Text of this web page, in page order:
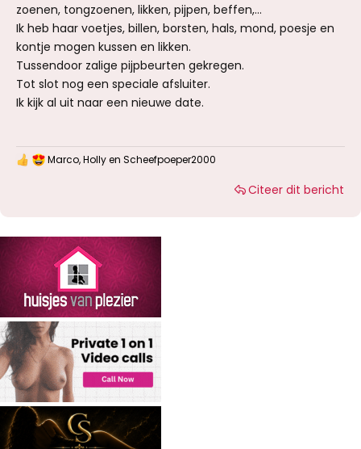
zoenen, tongzoenen, likken, pijpen, beffen,...
Ik heb haar voetjes, billen, borsten, hals, mond, poesje en
kontje mogen kussen en likken.
Tussendoor zalige pijpbeurten gekregen.
Tot slot nog een speciale afsluiter.
Ik kijk al uit naar een nieuwe date.
W
e
:
Marco,Hollyen Scheefpoeper2000
Citeer dit bericht